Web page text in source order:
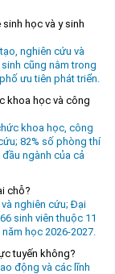
▼
▼
học và y sinh
nghiên cứu và
cũng nằm trong
ưu tiên phát triển.
khoa học và công
khoa học, công
82% số phòng thí
ngành của cả
chỗ?
nghiên cứu; Đại
sinh viên thuộc 11
học 2026-2027.
tuyến không?
động và các lĩnh